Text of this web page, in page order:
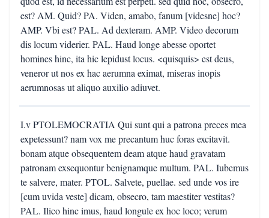
est? AM. Quid? PA. Viden, amabo, fanum [videsne] hoc?
AMP. Vbi est? PAL. Ad dexteram. AMP. Video decorum
dis locum viderier. PAL. Haud longe abesse oportet
homines hinc, ita hic lepidust locus. <quisquis> est deus,
veneror ut nos ex hac aerumna eximat, miseras inopis
aerumnosas ut aliquo auxilio adiuvet.
I.v PTOLEMOCRATIA Qui sunt qui a patrona preces mea
expetessunt? nam vox me precantum huc foras excitavit.
bonam atque obsequentem deam atque haud gravatam
patronam exsequontur benignamque multum. PAL. Iubemus
te salvere, mater. PTOL. Salvete, puellae. sed unde vos ire
[cum uvida veste] dicam, obsecro, tam maestiter vestitas?
PAL. Ilico hinc imus, haud longule ex hoc loco; verum